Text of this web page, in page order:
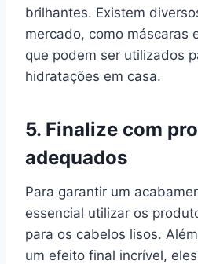
brilhantes. Existem
mercado, como máscaras
que podem ser utilizados
hidratações em casa.
5. Finalize com
adequados
Para garantir um
essencial utilizar os
para os cabelos lisos.
um efeito final incrível,